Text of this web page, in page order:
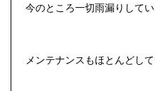
今のところ一切雨漏りしてい
メンテナンスもほとんどし